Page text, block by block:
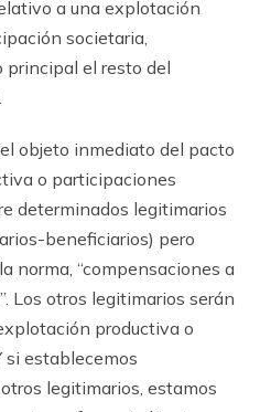
a una explotación
societaria,
principal el resto del
objeto inmediato del pacto
o participaciones
determinados legitimarios
beneficiarios) pero
norma, “compensaciones a
Los otros legitimarios serán
productiva o
si establecemos
legitimarios, estamos